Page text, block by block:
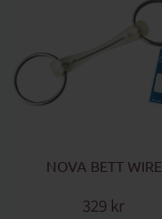
NOVA BETT WIRE
329 kr